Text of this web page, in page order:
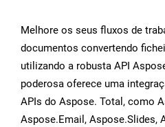
Melhore os seus fluxos de
documentos convertendo
utilizando a robusta API
poderosa oferece uma
APIs do Aspose. Total, como
Aspose.Email, Aspose.Slides,